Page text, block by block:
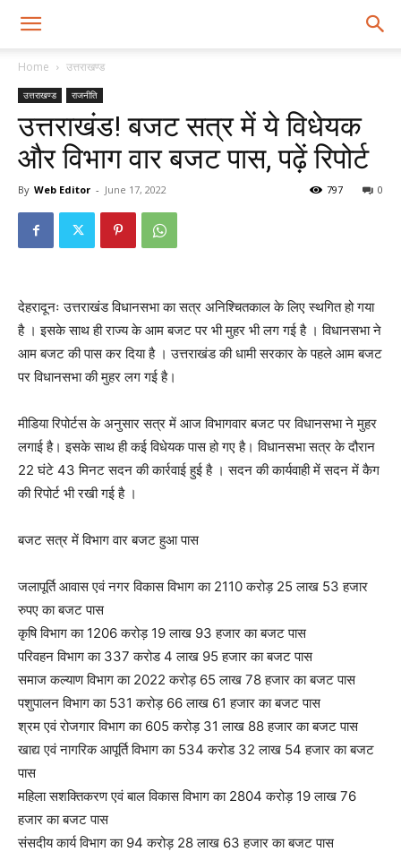
Home उत्तराखण्ड
उत्तराखण्ड राजनीति
उत्तराखंड! बजट सत्र में ये विधेयक
और विभाग वार बजट पास, पढ़ें रिपोर्ट
By Web Editor - June 17, 2022 0
797
देहरादूनः उत्तराखंड विधानसभा का सत्र अनिश्चितकाल के लिए स्थगित हो गया
है । इसके साथ ही राज्य के आम बजट पर भी मुहर भी लग गई है । विधानसभा ने
आम बजट की पास कर दिया है । उत्तराखंड की धामी सरकार के पहले आम बजट
पर विधानसभा की मुहर लग गई है।
मीडिया रिपोर्टस के अनुसार सत्र में आज विभागवार बजट पर विधानसभा ने मुहर
लगाई है। इसके साथ ही कई विधेयक पास हो गए है। विधानसभा सत्र के दौरान
22 घंटे 43 मिनट सदन की कार्रवाई हुई है । सदन की कार्यवाही में सदन में कैग
की रिपोर्ट भी रखी गई है ।
बजट सत्र में विभाग वार बजट हुआ पास
जलापूर्ति आवास एवं नगर विकास विभाग का 2110 करोड़ 25 लाख 53 हजार
रुपए का बजट पास
कृषि विभाग का 1206 करोड़ 19 लाख 93 हजार का बजट पास
परिवहन विभाग का 337 करोड 4 लाख 95 हजार का बजट पास
समाज कल्याण विभाग का 2022 करोड़ 65 लाख 78 हजार का बजट पास
पशुपालन विभाग का 531 करोड़ 66 लाख 61 हजार का बजट पास
श्रम एवं रोजगार विभाग का 605 करोड़ 31 लाख 88 हजार का बजट पास
खाद्य एवं नागरिक आपूर्ति विभाग का 534 करोड 32 लाख 54 हजार का बजट
पास
महिला सशक्तिकरण एवं बाल विकास विभाग का 2804 करोड़ 19 लाख 76
हजार का बजट पास
संसदीय कार्य विभाग का 94 करोड़ 28 लाख 63 हजार का बजट पास